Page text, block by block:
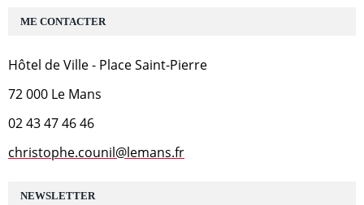
NEWSLETTER
ME CONTACTER
Hôtel de Ville - Place Saint-Pierre
72 000 Le Mans
02 43 47 46 46
christophe.counil@lemans.fr